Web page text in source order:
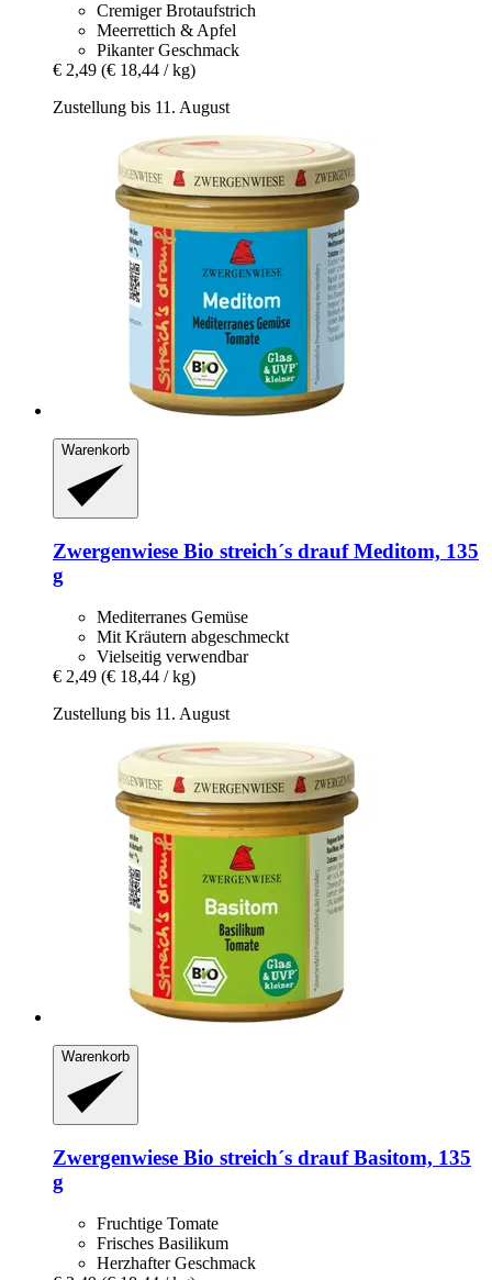
Cremiger Brotaufstrich
Meerrettich & Apfel
Pikanter Geschmack
€ 2,49 (€ 18,44 / kg)
Zustellung bis 11. August
Warenkorb
Zwergenwiese Bio streich´s drauf Meditom, 135
g
Mediterranes Gemüse
Mit Kräutern abgeschmeckt
Vielseitig verwendbar
€ 2,49 (€ 18,44 / kg)
Zustellung bis 11. August
Warenkorb
Zwergenwiese Bio streich´s drauf Basitom, 135
g
Fruchtige Tomate
Frisches Basilikum
Herzhafter Geschmack